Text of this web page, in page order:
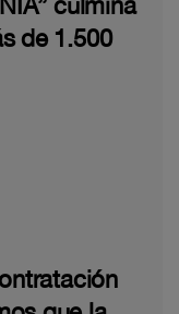
de 1.500